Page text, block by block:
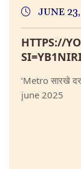
JUNE
HTTPS://
‘Metro सारखे
june 2025